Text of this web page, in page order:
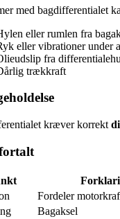
med bagdifferentialet
eller rumlen fra
eller vibrationer under
fra
trækkraft
kræver korrekt
Fordeler
Bagaksel